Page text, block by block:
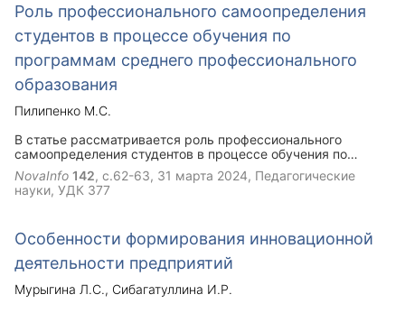
Роль профессионального самоопределения
студентов в процессе обучения по
программам среднего профессионального
образования
Пилипенко М.С.
В статье рассматривается роль профессионального
самоопределения студентов в процессе обучения по
программам среднего профессионального образования.
Обсуждается влияние самоопределения на формирование
профессиональных навыков, компетенций и мотивации
студентами после окончания образовательной программы.
NovaInfo 142, с.62-63, 31 марта 2024, Педагогические
науки, УДК 377
Особенности формирования инновационной
деятельности предприятий
Мурыгина Л.С.
Сибагатуллина И.Р.